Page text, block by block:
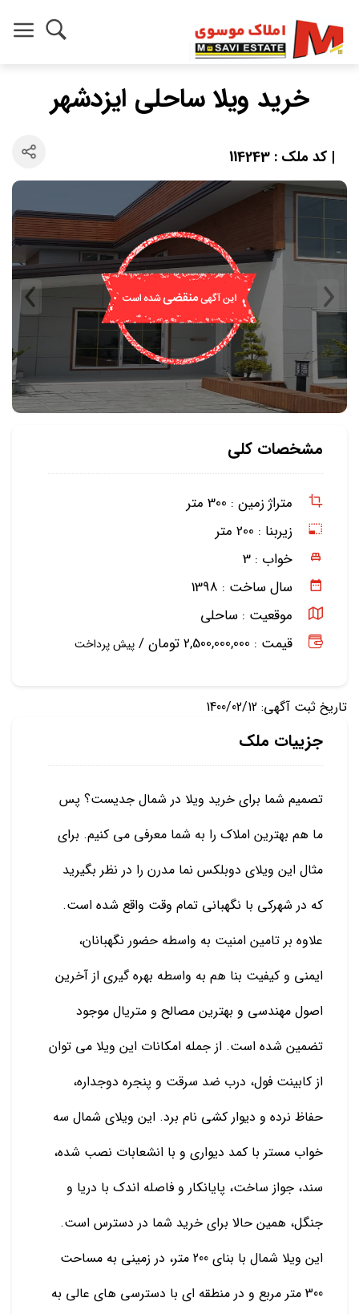
خرید ویلا ساحلی ایزدشهر
| کد ملک : 114243
مشخصات کلی
متراژ زمین : 300 متر
زیربنا : 200 متر
خواب : 3
سال ساخت : 1398
موقعیت : ساحلی
قیمت : 2,500,000,000 تومان /
پیش پرداخت
تاریخ ثبت آگهی: 1400/02/12
جزییات ملک
تصمیم شما برای خرید ویلا در شمال جدیست؟ پس
ما هم بهترین املاک را به شما معرفی می کنیم. برای
مثال این ویلای دوبلکس نما مدرن را در نظر بگیرید
که در شهرکی با نگهبانی تمام وقت واقع شده است.
علاوه بر تامین امنیت به واسطه حضور نگهبانان،
ایمنی و کیفیت بنا هم به واسطه بهره گیری از آخرین
اصول مهندسی و بهترین مصالح و متریال موجود
تضمین شده است. از جمله امکانات این ویلا می توان
از کابینت فول، درب ضد سرقت و پنجره دوجداره،
حفاظ نرده و دیوار کشی نام برد. این ویلای شمال سه
خواب مستر با کمد دیواری و با انشعابات نصب شده،
سند، جواز ساخت، پایانکار و فاصله اندک با دریا و
جنگل، همین حالا برای خرید شما در دسترس است.
این ویلا شمال با بنای 200 متر، در زمینی به مساحت
300 متر مربع و در منطقه ای با دسترسی های عالی به